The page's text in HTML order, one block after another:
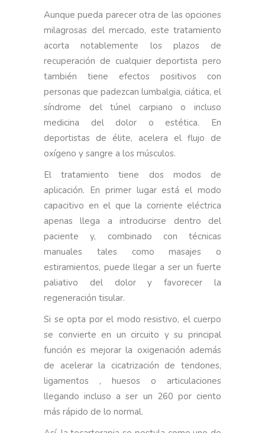
Aunque pueda parecer otra de las opciones
milagrosas del mercado, este tratamiento
acorta notablemente los plazos de
recuperación de cualquier deportista pero
también tiene efectos positivos con
personas que padezcan lumbalgia, ciática, el
síndrome del túnel carpiano o incluso
medicina del dolor o estética. En
deportistas de élite, acelera el flujo de
oxígeno y sangre a los músculos.
El tratamiento tiene dos modos de
aplicación. En primer lugar está el modo
capacitivo en el que la corriente eléctrica
apenas llega a introducirse dentro del
paciente y, combinado con técnicas
manuales tales como masajes o
estiramientos, puede llegar a ser un fuerte
paliativo del dolor y favorecer la
regeneración tisular.
Si se opta por el modo resistivo, el cuerpo
se convierte en un circuito y su principal
función es mejorar la oxigenación además
de acelerar la cicatrización de tendones,
ligamentos , huesos o articulaciones
llegando incluso a ser un 260 por ciento
más rápido de lo normal.